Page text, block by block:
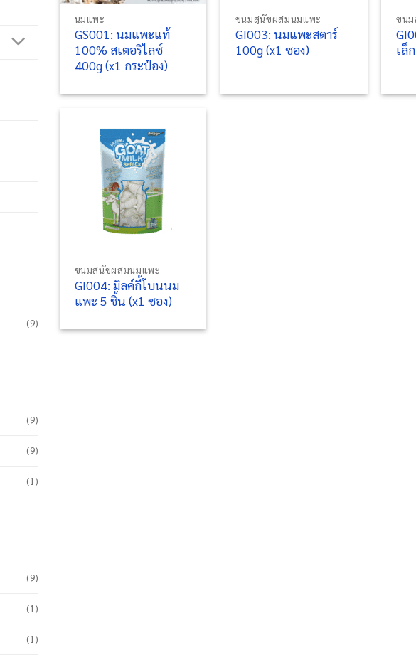
(9)
(9)
(9)
(1)
(9)
(1)
(1)
นมแพะ
GS001: นมแพะแท้
100% สเตอริไลซ์
400g (x1 กระป๋อง)
ขนมสุนัขผสมนมแพะ
GI003: นมแพะสตาร์
100g (x1 ซอง)
ขน
เล็
ขนมสุนัขผสมนมแพะ
GI004: มิลค์กี้โบนนม
แพะ 5 ชิ้น (x1 ซอง)